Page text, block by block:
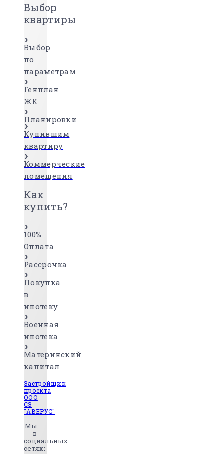
Выбор
квартиры
Выбор
по
параметрам
Генплан
ЖК
Планировки
Купившим
квартиру
Коммерческие
помещения
Как
купить?
100%
Оплата
Рассрочка
Покупка
в
ипотеку
Военная
ипотека
Материнский
капитал
Застройщик
проекта
ООО
СЗ
"АВЕРУС"
Мы
в
социальных
сетях: